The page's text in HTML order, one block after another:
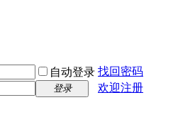
自动登录 找回密码
登录 欢迎注册